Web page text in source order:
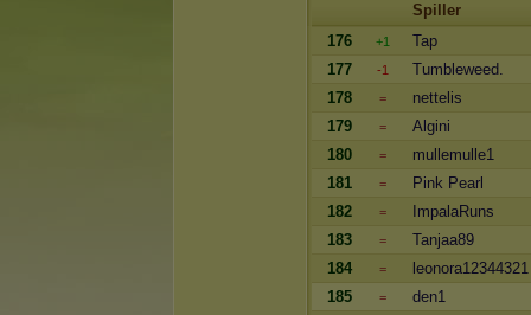
Spiller
176
+1
Tap
177
-1
Tumbleweed.
178
=
nettelis
179
=
Algini
180
=
mullemulle1
181
=
Pink Pearl
182
=
ImpalaRuns
183
=
Tanjaa89
184
=
leonora12344321
185
=
den1